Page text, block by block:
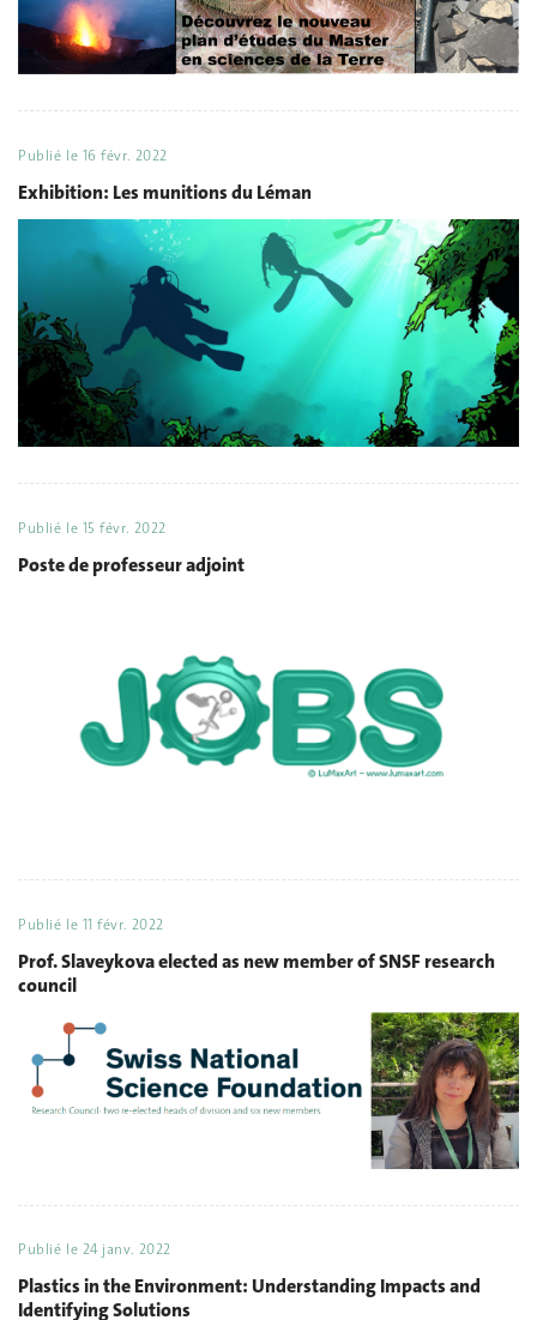
Publié le 16 févr. 2022
Exhibition: Les munitions du Léman
Publié le 15 févr. 2022
Poste de professeur adjoint
Publié le 11 févr. 2022
Prof. Slaveykova elected as new member of SNSF research
council
Publié le 24 janv. 2022
Plastics in the Environment: Understanding Impacts and
Identifying Solutions